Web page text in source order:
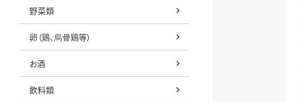
野菜類
卵（鶏、烏骨鶏等）
お酒
飲料類